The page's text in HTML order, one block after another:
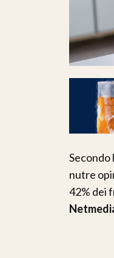
Secondo
nutre
42% dei